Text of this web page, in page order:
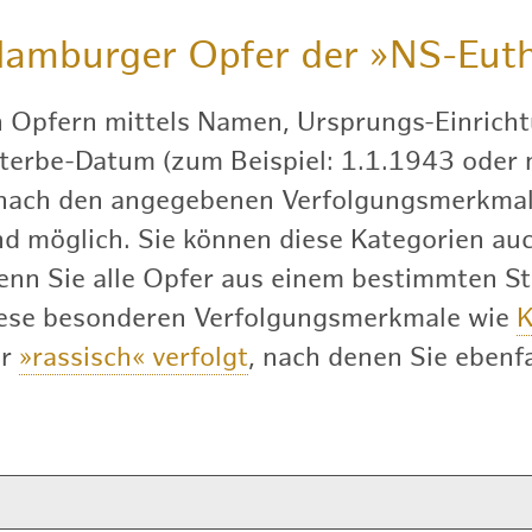
Opfer der »NS-
Opfern mittels Namen, Ursprungs-
Datum (zum Beispiel: 1.1.1943 oder
den angegebenen
möglich. Sie können diese Kategorien
Sie alle Opfer aus einem bestimmten
besonderen Verfolgungsmerkmale wie
»rassisch« verfolgt, nach denen Sie